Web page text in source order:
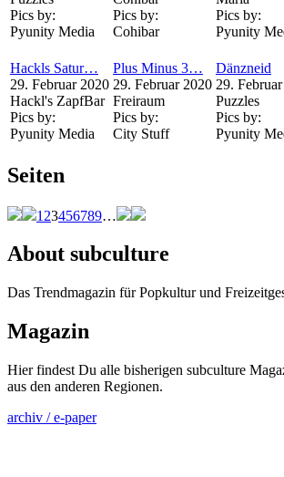
Pics by:
Pyunity Media
Pics by:
Cohibar
Pics by:
Pyunity
Hackls Satur…
29. Februar 2020
Hackl's ZapfBar
Pics by:
Pyunity Media
Plus Minus 3…
29. Februar 2020
Freiraum
Pics by:
City Stuff
Dänzneid
29.
Puzzles
Pics by:
Pyunity
Seiten
1 23456789…
About subculture
Das Trendmagazin für Popkultur und
Magazin
Hier findest Du alle bisherigen subculture
aus den anderen Regionen.
archiv / e-paper